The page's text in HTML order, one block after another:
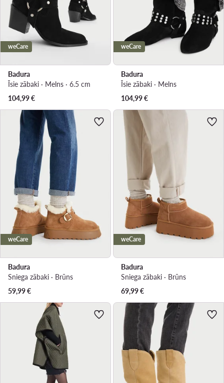
weCare
Badura
Īsie zābaki · Melns · 6.5 cm
104,99€
weCare
Badura
Īsie zābaki · Melns
104,99€
weCare
Badura
Sniega zābaki · Brūns
59,99€
weCare
Badura
Sniega zābaki · Brūns
69,99€